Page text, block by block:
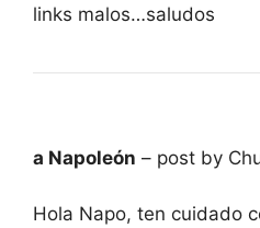
links malos…saludos
a Napoleón – post by
Hola Napo, ten cuidado